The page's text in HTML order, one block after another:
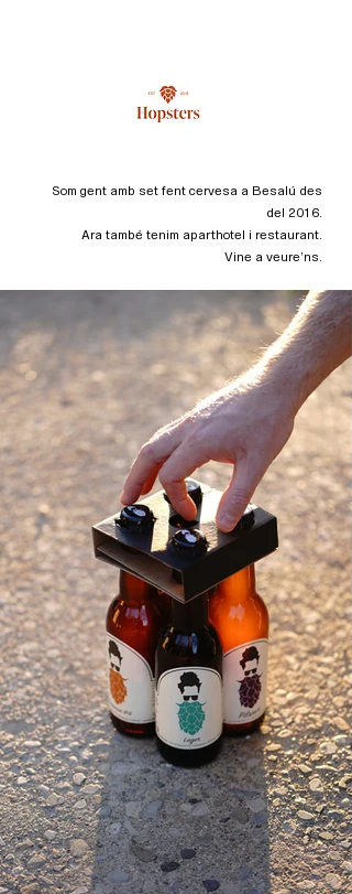
Som gent amb set fent cervesa a Besalú des
del 2016.
Ara també tenim aparthotel i restaurant.
Vine a veure’ns.